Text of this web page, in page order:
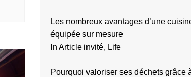
Les nombreux avantages d’une
équipée sur mesure
In Article invité, Life
Pourquoi valoriser ses déchets grâce